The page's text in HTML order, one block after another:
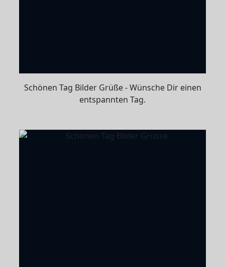
Schönen Tag Bilder Grüße - Wünsche Dir einen
entspannten Tag.